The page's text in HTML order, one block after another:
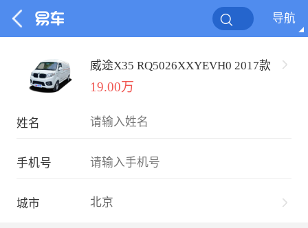
导航
威途X35 RQ5026XXYEVH0 2017款
19.00万
姓名
手机号
城市 北京